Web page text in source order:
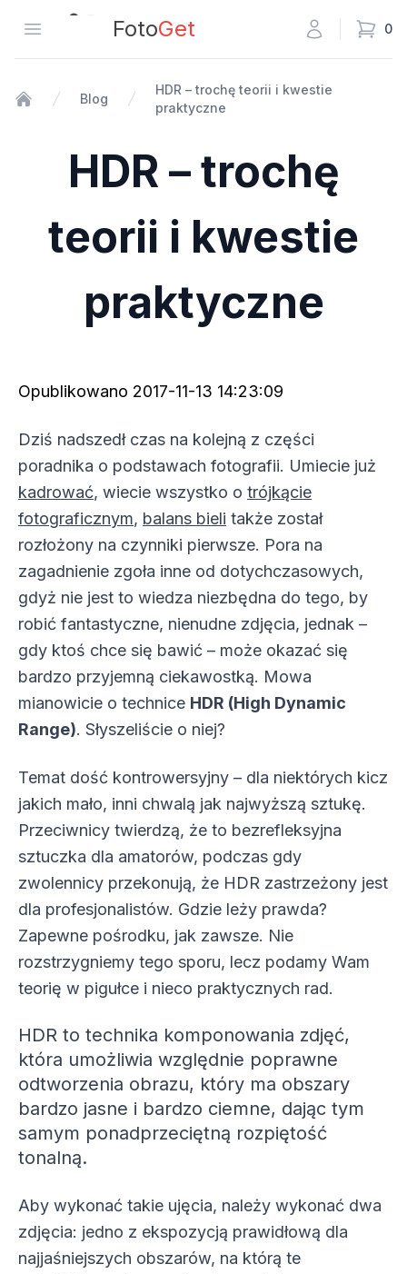
Otwórz menu
FotogetFotoGet 0
Blog
HDR – trochę teorii i kwestie
praktyczne
HDR – trochę
teorii i kwestie
praktyczne
Opublikowano 2017-11-13 14:23:09
Dziś nadszedł czas na kolejną z części
poradnika o podstawach fotografii. Umiecie już
kadrować, wiecie wszystko o trójkącie
fotograficznym, balans bieli także został
rozłożony na czynniki pierwsze. Pora na
zagadnienie zgoła inne od dotychczasowych,
gdyż nie jest to wiedza niezbędna do tego, by
robić fantastyczne, nienudne zdjęcia, jednak –
gdy ktoś chce się bawić – może okazać się
bardzo przyjemną ciekawostką. Mowa
mianowicie o technice HDR (High Dynamic
Range). Słyszeliście o niej?
Temat dość kontrowersyjny – dla niektórych kicz
jakich mało, inni chwalą jak najwyższą sztukę.
Przeciwnicy twierdzą, że to bezrefleksyjna
sztuczka dla amatorów, podczas gdy
zwolennicy przekonują, że HDR zastrzeżony jest
dla profesjonalistów. Gdzie leży prawda?
Zapewne pośrodku, jak zawsze. Nie
rozstrzygniemy tego sporu, lecz podamy Wam
teorię w pigułce i nieco praktycznych rad.
HDR to technika komponowania zdjęć,
która umożliwia względnie poprawne
odtworzenia obrazu, który ma obszary
bardzo jasne i bardzo ciemne, dając tym
samym ponadprzeciętną rozpiętość
tonalną.
Aby wykonać takie ujęcia, należy wykonać dwa
zdjęcia: jedno z ekspozycją prawidłową dla
najjaśniejszych obszarów, na którą te